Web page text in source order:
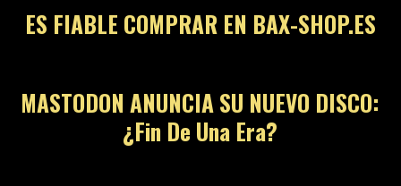
ES FIABLE COMPRAR EN BAX-SHOP.ES
MASTODON ANUNCIA SU NUEVO DISCO:
¿Fin De Una Era?